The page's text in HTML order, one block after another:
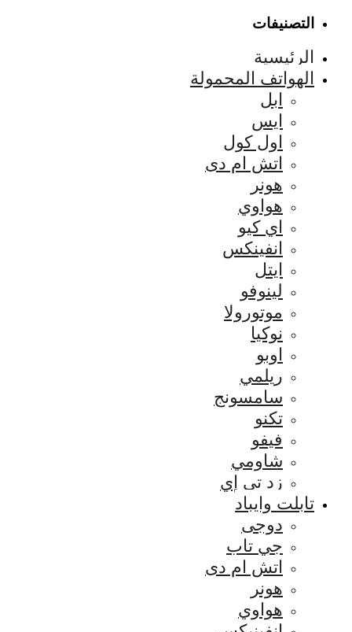
التصنيفات
الرئيسية
الهواتف المحمولة
ابل
ايس
اول كول
اتش ام دى
هونر
هواوي
اي كيو
انفينكس
ايتل
لينوفو
موتورولا
نوكيا
اوبو
ريلمي
سامسونج
تكنو
فيفو
شاومي
زد تي إي
تابلت وايباد
دوجى
جي تاب
اتش ام دى
هونر
هواوي